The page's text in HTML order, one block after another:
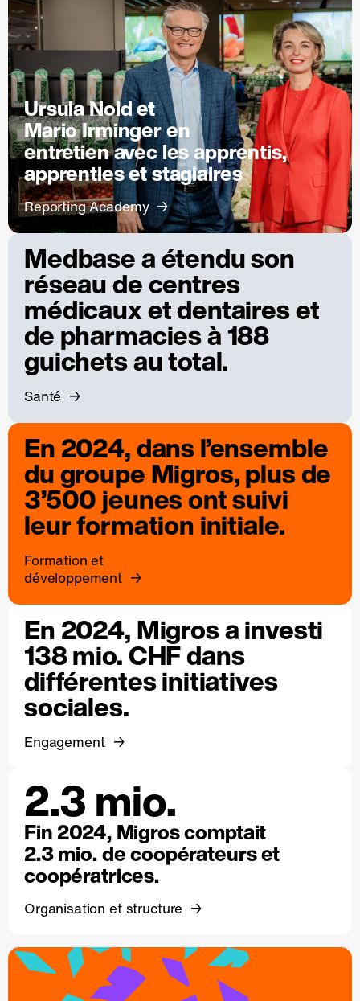
Ursula Nold et
Mario Irminger en
entretien avec les apprentis,
apprenties et stagiaires
Reporting Academy
Medbase a étendu son
réseau de centres
médicaux et dentaires et
de pharmacies à 188
guichets au total.
Santé
En 2024, dans l’ensemble
du groupe Migros, plus de
3’500 jeunes ont suivi
leur formation initiale.
Formation et
développement
En 2024, Migros a investi
138 mio. CHF dans
différentes initiatives
sociales.
Engagement
2.3 mio.
Fin 2024, Migros comptait
2.3 mio. de coopérateurs et
coopératrices.
Organisation et structure